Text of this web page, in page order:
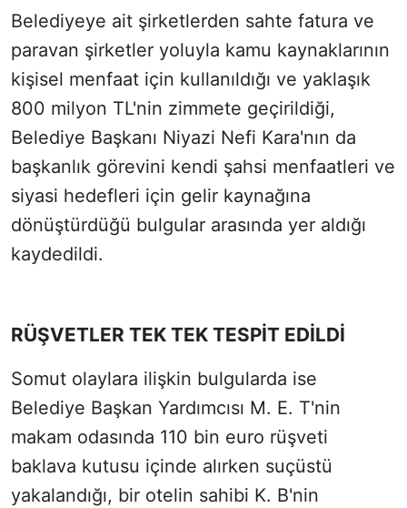
Belediyeye ait şirketlerden sahte fatura ve
paravan şirketler yoluyla kamu kaynaklarının
kişisel menfaat için kullanıldığı ve yaklaşık
800 milyon TL'nin zimmete geçirildiği,
Belediye Başkanı Niyazi Nefi Kara'nın da
başkanlık görevini kendi şahsi menfaatleri ve
siyasi hedefleri için gelir kaynağına
dönüştürdüğü bulgular arasında yer aldığı
kaydedildi.
RÜŞVETLER TEK TEK TESPİT EDİLDİ
Somut olaylara ilişkin bulgularda ise
Belediye Başkan Yardımcısı M. E. T'nin
makam odasında 110 bin euro rüşveti
baklava kutusu içinde alırken suçüstü
yakalandığı, bir otelin sahibi K. B'nin